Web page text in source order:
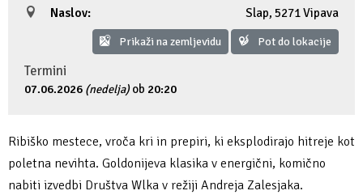
Naslov:
Slap, 5271 Vipava
Prikaži na zemljevidu Pot do lokacije
Termini
07.06.2026 (nedelja)ob 20:20
Ribiško mestece, vroča kri in prepiri, ki eksplodirajo hitreje kot
poletna nevihta. Goldonijeva klasika v energični, komično
nabiti izvedbi Društva Wlka v režiji Andreja Zalesjaka.
Poslovne strani